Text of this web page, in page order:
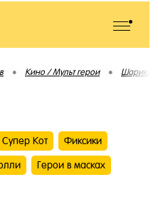
• Кино / Мульт герои • Шарики
Кот Фиксики
Герои в масках